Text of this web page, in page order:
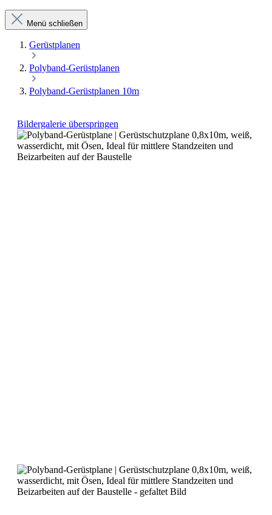
Menü schließen
Gerüstplanen
Polyband-Gerüstplanen
Polyband-Gerüstplanen 10m
Bildergalerie überspringen